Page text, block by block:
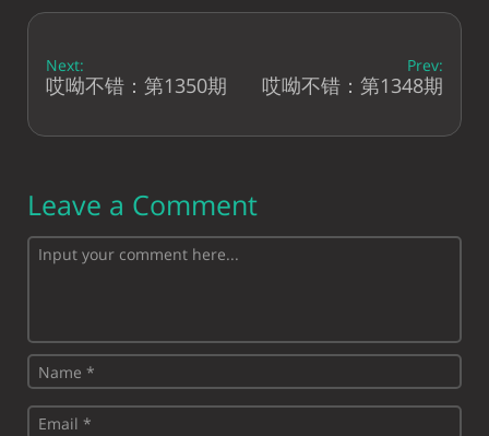
Next:
哎呦不错：第1350期
Prev:
哎呦不错：第1348期
Leave a Comment